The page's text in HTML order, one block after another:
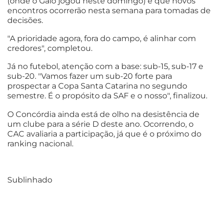
encontros ocorrerão nesta semana para tomadas de
decisões.
"A prioridade agora, fora do campo, é alinhar com
credores", completou.
Já no futebol, atenção com a base: sub-15, sub-17 e
sub-20. "Vamos fazer um sub-20 forte para
prospectar a Copa Santa Catarina no segundo
semestre. É o propósito da SAF e o nosso", finalizou.
O Concórdia ainda está de olho na desistência de
um clube para a série D deste ano. Ocorrendo, o
CAC avaliaria a participação, já que é o próximo do
ranking nacional.
Sublinhado